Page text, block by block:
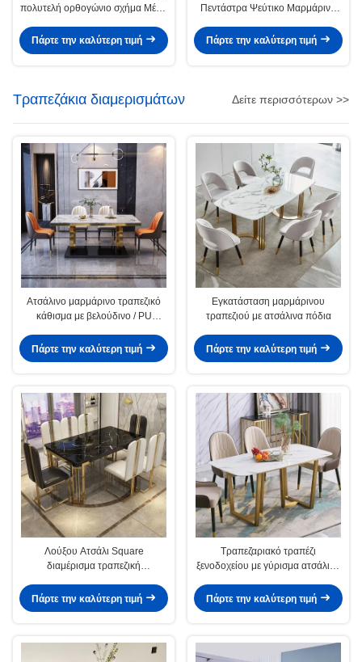
πολυτελή ορθογώνιο σχήμα Μέσα
Πάρτε την καλύτερη τιμή
Πεντάστρα Ψεύτικο Μαρμάρινο
χρήση
Πάρτε την καλύτερη τιμή
Τραπεζάκια διαμερισμάτων Δείτε περισσότερων >>
Ατσάλινο μαρμάρινο τραπεζικό
κάθισμα με βελούδινο / PU
Πάρτε την καλύτερη τιμή
Εγκατάσταση μαρμάρινου
τραπεζιού με ατσάλινα πόδια
Πάρτε την καλύτερη τιμή
Λούξου Ατσάλι Square
διαμέρισμα τραπεζική
Πάρτε την καλύτερη τιμή
Τραπεζαριακό τραπέζι
ξενοδοχείου με γύρισμα ατσάλινα
Πάρτε την καλύτερη τιμή